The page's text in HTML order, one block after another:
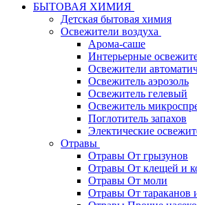
БЫТОВАЯ ХИМИЯ
Детская бытовая химия
Освежители воздуха
Арома-саше
Интерьерные
Освежители
Освежитель аэрозоль
Освежитель гелевый
Освежитель
Поглотитель запахов
Электические
Отравы
Отравы От грызунов
Отравы От клещей и
Отравы От моли
Отравы От тараканов